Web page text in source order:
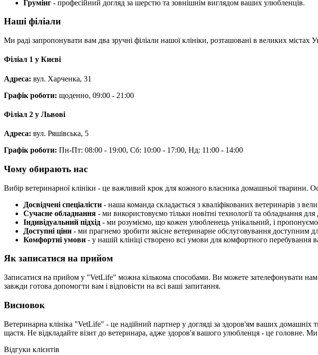
Грумінг - професійний догляд за шерстю та зовнішнім виглядом ваших улюбленців.
Наші філіали
Ми раді запропонувати вам два зручні філіали нашої клініки, розташовані в великих містах
Філіал 1 у Києві
Адреса: вул. Харченка, 31
Графік роботи: щоденно, 09:00 - 21:00
Філіал 2 у Львові
Адреса: вул. Ряшівська, 5
Графік роботи: Пн-Пт: 08:00 - 19:00, Сб: 10:00 - 17:00, Нд: 11:00 - 14:00
Чому обирають нас
Вибір ветеринарної клініки - це важливий крок для кожного власника домашньої тварини.
Досвідчені спеціалісти - наша команда складається з кваліфікованих ветеринарів з
Сучасне обладнання - ми використовуємо тільки новітні технології та обладнання для
Індивідуальний підхід - ми розуміємо, що кожен улюбленець унікальний, і пропонуємо
Доступні ціни - ми прагнемо зробити якісне ветеринарне обслуговування доступним
Комфортні умови - у нашій клініці створено всі умови для комфортного перебування
Як записатися на прийом
Записатися на прийом у "VetLife" можна кількома способами. Ви можете зателефонувати
завжди готова допомогти вам і відповісти на всі ваші запитання.
Висновок
Ветеринарна клініка "VetLife" - це надійний партнер у догляді за здоров'ям ваших
щастя. Не відкладайте візит до ветеринара, адже здоров'я вашого улюбленця - це головне.
Відгуки клієнтів